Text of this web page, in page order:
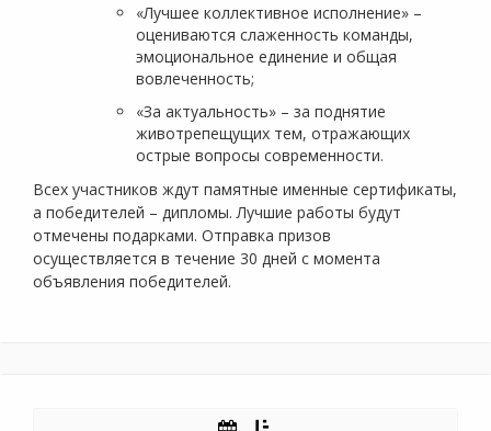
«Лучшее коллективное исполнение» –
оцениваются слаженность команды,
эмоциональное единение и общая
вовлеченность;
«За актуальность» – за поднятие
животрепещущих тем, отражающих
острые вопросы современности.
Всех участников ждут памятные именные сертификаты,
а победителей – дипломы. Лучшие работы будут
отмечены подарками. Отправка призов
осуществляется в течение 30 дней с момента
объявления победителей.